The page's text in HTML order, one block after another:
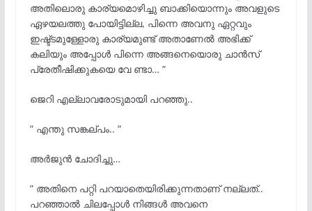
അതിലൊരു കാര്യമൊഴിച്ചു ബാക്കിയൊന്നും അവളുടെ
ഏഴയലത്തു പോയിട്ടില്ല, പിന്നെ അവനു ഏറ്റവും
ഇഷ്ട്ടമുള്ളോരു കാര്യമുണ്ട് അതാണേൽ അഭിക്ക്
കലിയും അപ്പോൾ പിന്നെ അങ്ങനെയൊരു ചാൻസ്
പ്രേതീഷിക്കുകയെ വേ ണ്ടാ… ”
ജെറി എല്ലാവരോടുമായി പറഞ്ഞു..
” എന്തു സങ്കല്പം.. ”
അർജുൻ ചോദിച്ചു…
” അതിനെ പറ്റി പറയാതെയിരിക്കുന്നതാണ് നല്ലത്..
പറഞ്ഞാൽ ചിലപ്പോൾ നിങ്ങൾ അവനെ